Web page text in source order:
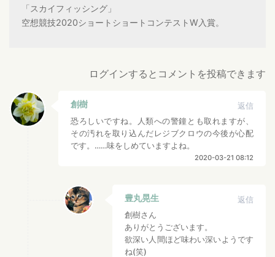
「スカイフィッシング」
空想競技2020ショートショートコンテストW入賞。
ログインするとコメントを投稿できます
創樹
返信
恐ろしいですね。人類への警鐘とも取れますが、
その汚れを取り込んだレジブクロウの今後が心配
です。……味をしめていますよね。
2020-03-21 08:12
豊丸晃生
返信
創樹さん
ありがとうございます。
欲深い人間ほど味わい深いようです
ね(笑)